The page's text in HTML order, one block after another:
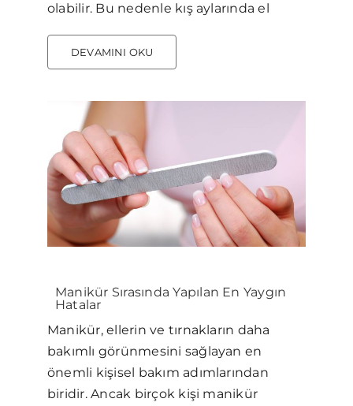
olabilir. Bu nedenle kış aylarında el
DEVAMINI OKU
Manikür Sırasında Yapılan En Yaygın
Hatalar
Manikür, ellerin ve tırnakların daha
bakımlı görünmesini sağlayan en
önemli kişisel bakım adımlarından
biridir. Ancak birçok kişi manikür